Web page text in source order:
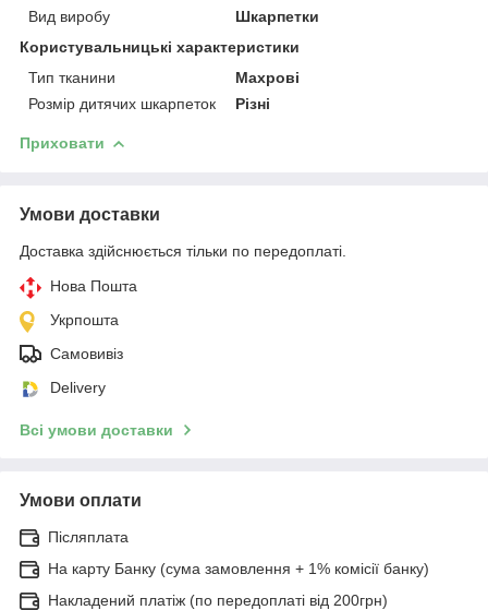
Вид виробу
Шкарпетки
Користувальницькі характеристики
Тип тканини
Махрові
Розмір дитячих шкарпеток
Різні
Приховати
Умови доставки
Доставка здійснюється тільки по передоплаті.
Нова Пошта
Укрпошта
Самовивіз
Delivery
Всі умови доставки
Умови оплати
Післяплата
На карту Банку (сума замовлення + 1% комісії банку)
Накладений платіж (по передоплаті від 200грн)